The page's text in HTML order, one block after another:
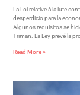
La Loi relative à la lute
desperdicio para la
Algunos requisitos se
Triman. La Ley prevé la
Read More »